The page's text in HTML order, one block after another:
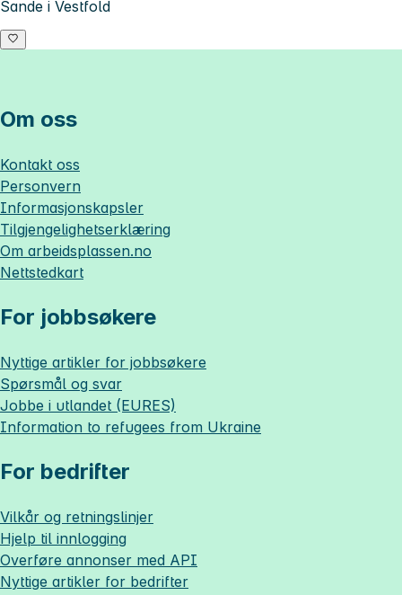
Sande i Vestfold
Om oss
Kontakt oss
Personvern
Informasjonskapsler
Tilgjengelighetserklæring
Om arbeidsplassen.no
Nettstedkart
For jobbsøkere
Nyttige artikler for jobbsøkere
Spørsmål og svar
Jobbe i utlandet (EURES)
Information to refugees from Ukraine
For bedrifter
Vilkår og retningslinjer
Hjelp til innlogging
Overføre annonser med API
Nyttige artikler for bedrifter